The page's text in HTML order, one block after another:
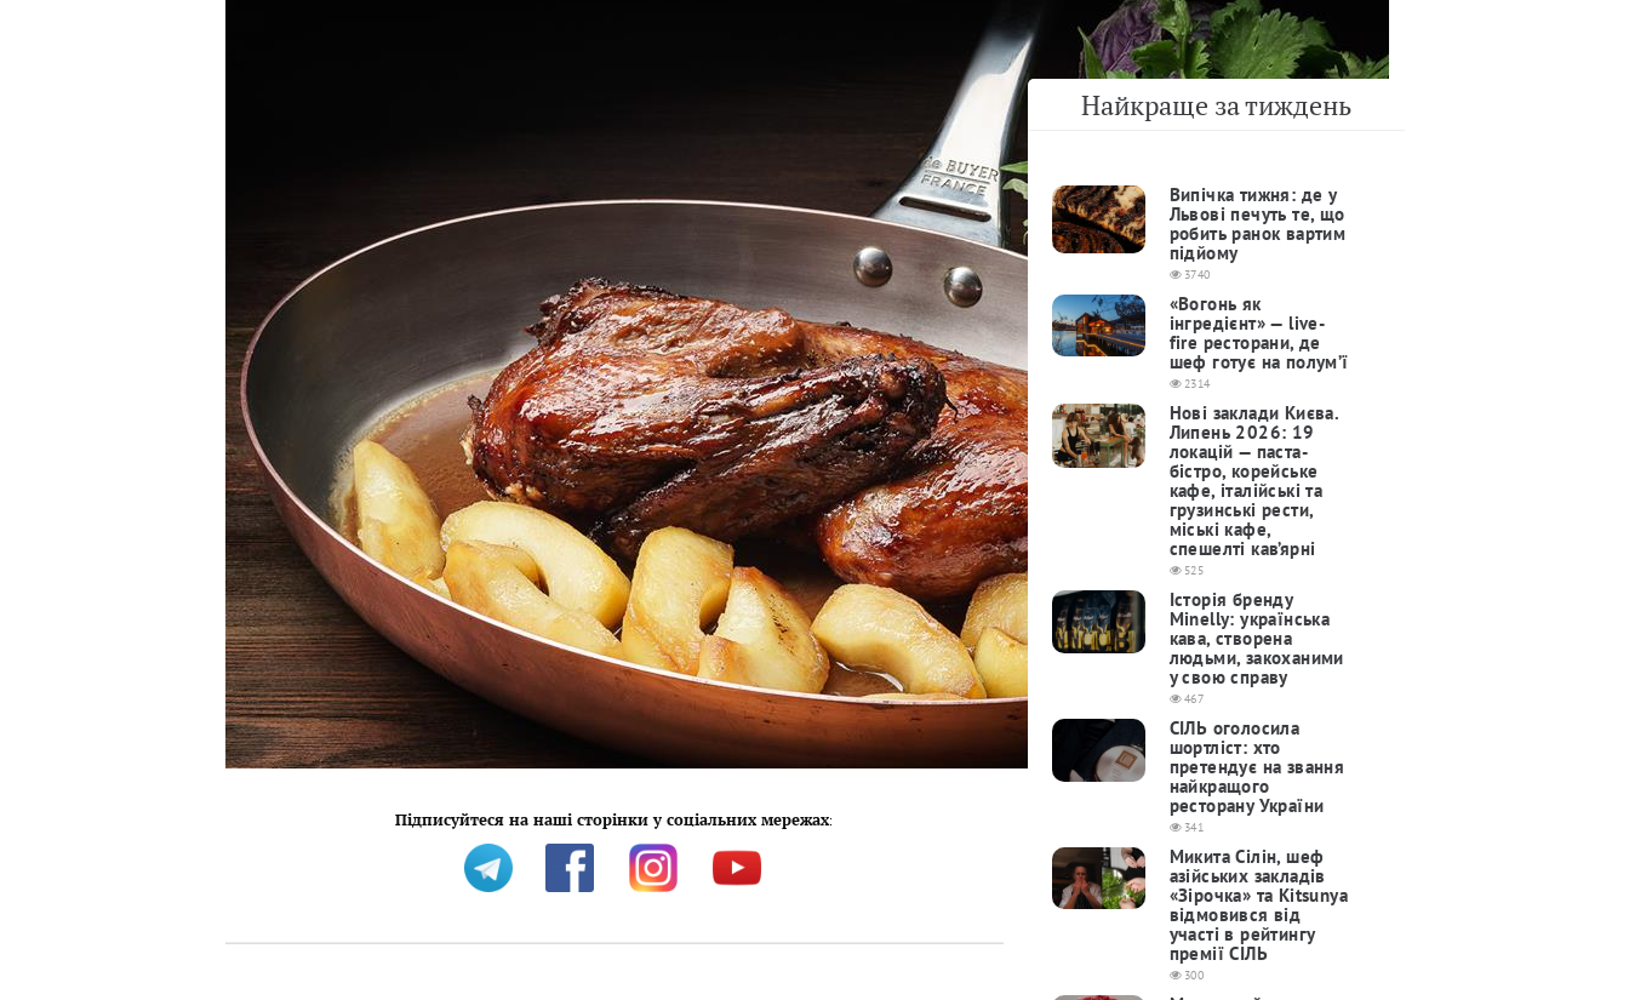
Підписуйтеся на наші сторінки у соціальних мережах:
Найкраще за тиждень
Випічка тижня: де у
Львові печуть те, що
робить ранок вартим
підйому
3740
«Вогонь як
інгредієнт» — live-
fire ресторани, де
шеф готує на полум’ї
2314
Нові заклади Києва.
Липень 2026: 19
локацій — паста-
бістро, корейське
кафе, італійські та
грузинські рести,
міські кафе,
спешелті кав’ярні
525
Історія бренду
Minelly: українська
кава, створена
людьми, закоханими
у свою справу
467
СІЛЬ оголосила
шортліст: хто
претендує на звання
найкращого
ресторану України
341
Микита Сілін, шеф
азійських закладів
«Зірочка» та Kitsunya
відмовився від
участі в рейтингу
премії СІЛЬ
300